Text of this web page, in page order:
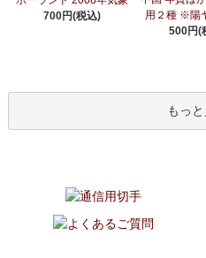
700円(税込)
用２種 ※陽
500円(
もっ